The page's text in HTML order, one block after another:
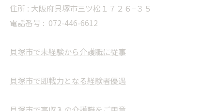
住所 : 大阪府貝塚市三ツ松１７２６−３５
電話番号 : 072-446-6612
貝塚市で未経験から介護職に従事
貝塚市で即戦力となる経験者優遇